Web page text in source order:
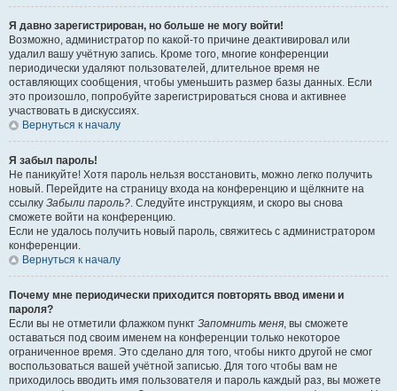
Я давно зарегистрирован, но больше не могу войти!
Возможно, администратор по какой-то причине деактивировал или
удалил вашу учётную запись. Кроме того, многие конференции
периодически удаляют пользователей, длительное время не
оставляющих сообщения, чтобы уменьшить размер базы данных. Если
это произошло, попробуйте зарегистрироваться снова и активнее
участвовать в дискуссиях.
Вернуться к началу
Я забыл пароль!
Не паникуйте! Хотя пароль нельзя восстановить, можно легко получить
новый. Перейдите на страницу входа на конференцию и щёлкните на
ссылку Забыли пароль?. Следуйте инструкциям, и скоро вы снова
сможете войти на конференцию.
Если не удалось получить новый пароль, свяжитесь с администратором
конференции.
Вернуться к началу
Почему мне периодически приходится повторять ввод имени и
пароля?
Если вы не отметили флажком пункт Запомнить меня, вы сможете
оставаться под своим именем на конференции только некоторое
ограниченное время. Это сделано для того, чтобы никто другой не смог
воспользоваться вашей учётной записью. Для того чтобы вам не
приходилось вводить имя пользователя и пароль каждый раз, вы можете